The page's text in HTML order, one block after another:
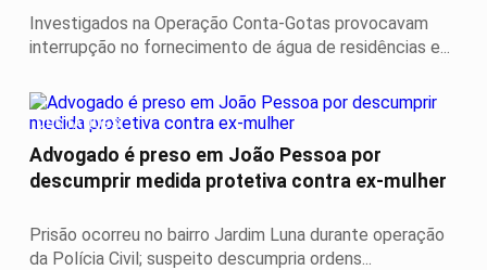
Investigados na Operação Conta-Gotas provocavam
interrupção no fornecimento de água de residências e...
DESTAQUES
Advogado é preso em João Pessoa por
descumprir medida protetiva contra ex-mulher
Prisão ocorreu no bairro Jardim Luna durante operação
da Polícia Civil; suspeito descumpria ordens...